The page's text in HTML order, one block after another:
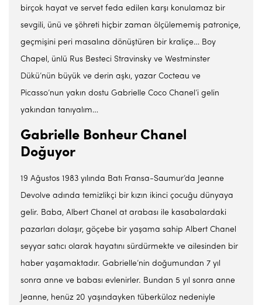
birçok hayat ve servet feda edilen karşı konulamaz bir
sevgili, ünü ve şöhreti hiçbir zaman ölçülememiş patroniçe,
geçmişini peri masalına dönüştüren bir kraliçe… Boy
Chapel, ünlü Rus Besteci Stravinsky ve Westminster
Dükü’nün büyük ve derin aşkı, yazar Cocteau ve
Picasso’nun yakın dostu Gabrielle Coco Chanel’i gelin
yakından tanıyalım…
Gabrielle Bonheur Chanel
Doğuyor
19 Ağustos 1983 yılında Batı Fransa-Saumur’da Jeanne
Devolve adında temizlikçi bir kızın ikinci çocuğu dünyaya
gelir. Baba, Albert Chanel at arabası ile kasabalardaki
pazarları dolaşır, göçebe bir yaşama sahip Albert Chanel
seyyar satıcı olarak hayatını sürdürmekte ve ailesinden bir
haber yaşamaktadır. Gabrielle’nin doğumundan 7 yıl
sonra anne ve babası evlenirler. Bundan 5 yıl sonra anne
Jeanne, henüz 20 yaşındayken tüberküloz nedeniyle